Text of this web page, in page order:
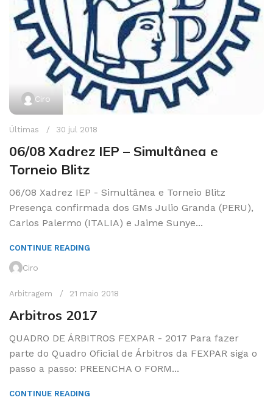
Ciro
Últimas 30 jul 2018
06/08 Xadrez IEP – Simultânea e
Torneio Blitz
06/08 Xadrez IEP - Simultânea e Torneio Blitz
Presença confirmada dos GMs Julio Granda (PERU),
Carlos Palermo (ITALIA) e Jaime Sunye...
CONTINUE READING
Ciro
Arbitragem 21 maio 2018
Arbitros 2017
QUADRO DE ÁRBITROS FEXPAR - 2017 Para fazer
parte do Quadro Oficial de Árbitros da FEXPAR siga o
passo a passo: PREENCHA O FORM...
CONTINUE READING